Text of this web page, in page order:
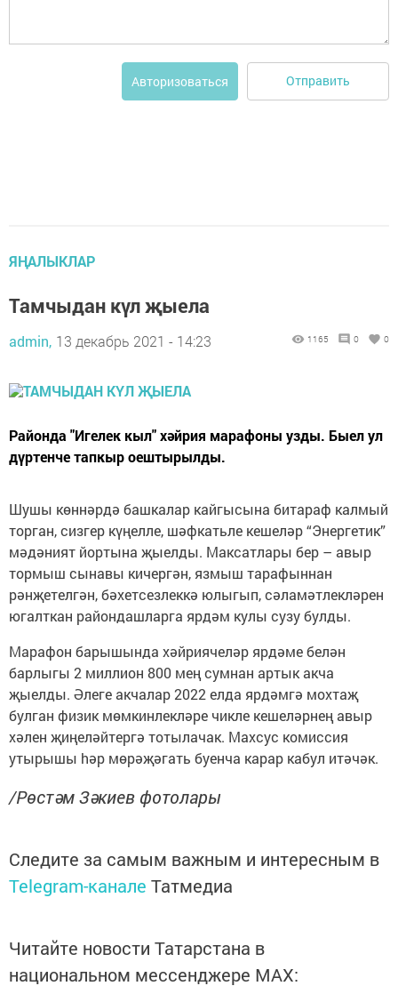
Авторизоваться Отправить
ЯҢАЛЫКЛАР
Тамчыдан күл җыела
admin, 13 декабрь 2021 - 14:23 1165 0 0
Районда "Игелек кыл" хәйрия марафоны узды. Быел ул
дүртенче тапкыр оештырылды.
Шушы көннәрдә башкалар кайгысына битараф калмый
торган, сизгер күңелле, шәфкатьле кешеләр “Энергетик”
мәдәният йортына җыелды. Максатлары бер – авыр
тормыш сынавы кичергән, язмыш тарафыннан
рәнҗетелгән, бәхетсезлеккә юлыгып, сәламәтлекләрен
югалткан райондашларга ярдәм кулы сузу булды.
Марафон барышында хәйриячеләр ярдәме белән
барлыгы 2 миллион 800 мең сумнан артык акча
җыелды. Әлеге акчалар 2022 елда ярдәмгә мохтаҗ
булган физик мөмкинлекләре чикле кешеләрнең авыр
хәлен җиңеләйтергә тотылачак. Махсус комиссия
утырышы hәр мөрәҗәгать буенча карар кабул итәчәк.
/Рөстәм Зәкиев фотолары
Следите за самым важным и интересным в
Telegram-канале Татмедиа
Читайте новости Татарстана в
национальном мессенджере MАХ: